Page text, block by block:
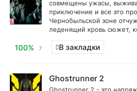
совмещены ужасы,
приключение и все это
Чернобыльской зоне
леденящий кровь сюжет,
100% 7 В закладки
Ghostrunner 2